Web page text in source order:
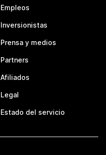
Empleos
Inversionistas
Prensa y medios
Partners
Afiliados
Legal
Estado del servicio